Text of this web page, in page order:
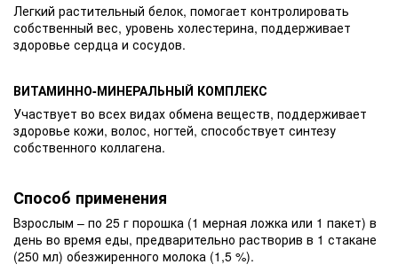
Легкий растительный белок, помогает контролировать
собственный вес, уровень холестерина, поддерживает
здоровье сердца и сосудов.
ВИТАМИННО-МИНЕРАЛЬНЫЙ КОМПЛЕКС
Участвует во всех видах обмена веществ, поддерживает
здоровье кожи, волос, ногтей, способствует синтезу
собственного коллагена.
Способ применения
Взрослым – по 25 г порошка (1 мерная ложка или 1 пакет) в
день во время еды, предварительно растворив в 1 стакане
(250 мл) обезжиренного молока (1,5 %).